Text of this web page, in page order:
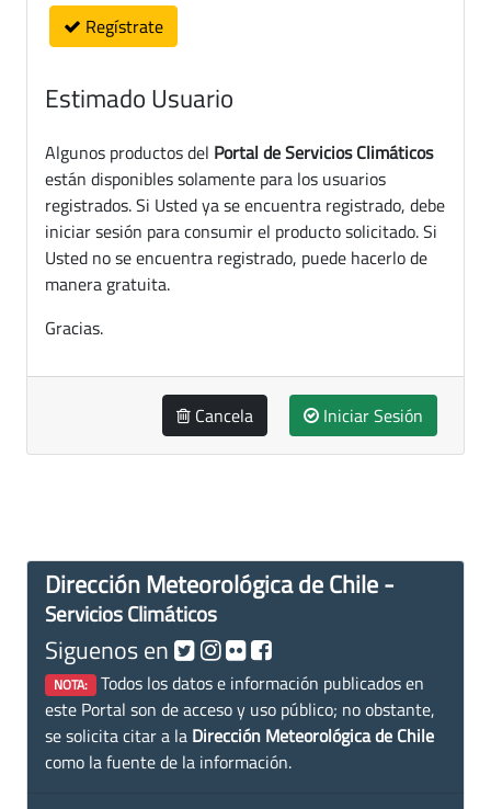
Regístrate
Estimado Usuario
Algunos productos del Portal de Servicios Climáticos
están disponibles solamente para los usuarios
registrados. Si Usted ya se encuentra registrado, debe
iniciar sesión para consumir el producto solicitado. Si
Usted no se encuentra registrado, puede hacerlo de
manera gratuita.
Gracias.
Cancela Iniciar Sesión
Dirección Meteorológica de Chile -
Servicios Climáticos
Siguenos en
NOTA: Todos los datos e información publicados en
este Portal son de acceso y uso público; no obstante,
se solicita citar a la Dirección Meteorológica de Chile
como la fuente de la información.